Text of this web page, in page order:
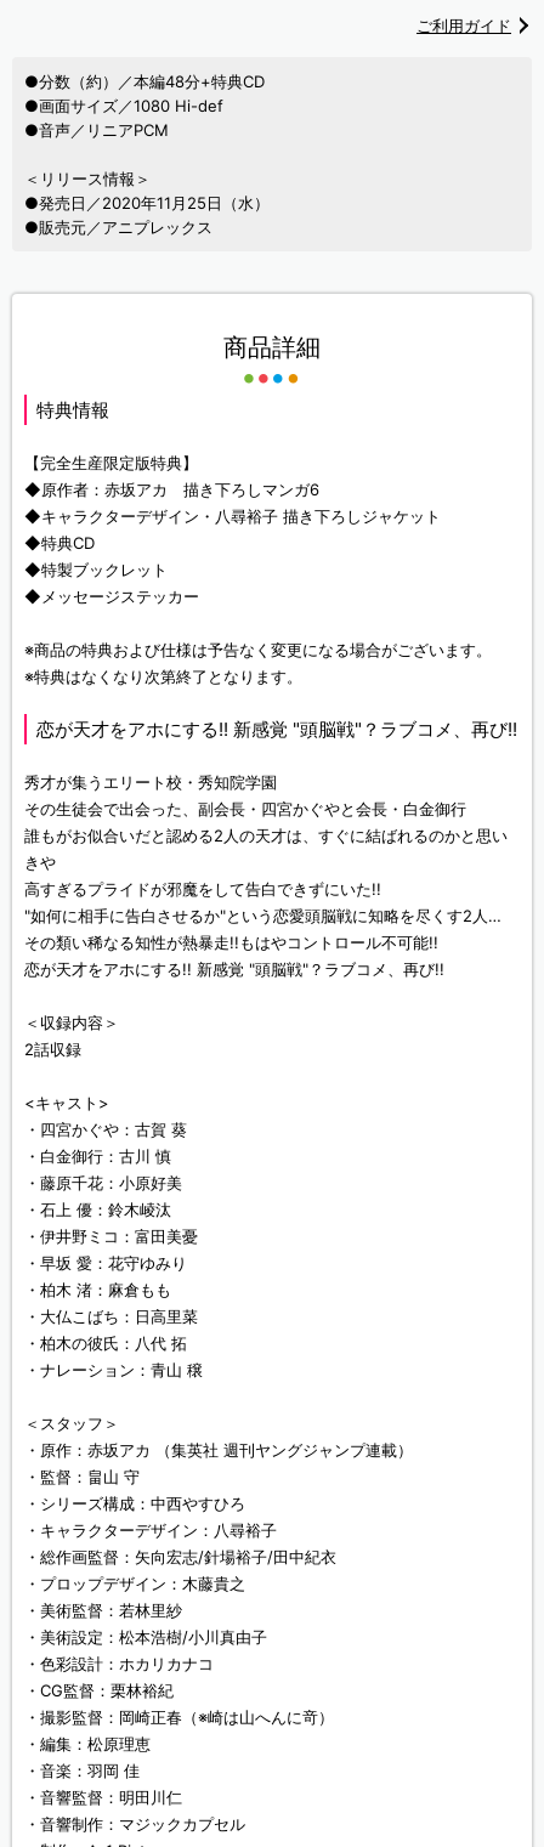
ご利用ガイド
●分数（約）／本編48分+特典CD
●画面サイズ／1080 Hi-def
●音声／リニアPCM
＜リリース情報＞
●発売日／2020年11月25日（水）
●販売元／アニプレックス
商品詳細
特典情報
【完全生産限定版特典】
◆原作者：赤坂アカ 描き下ろしマンガ6
◆キャラクターデザイン・八尋裕子 描き下ろしジャケット
◆特典CD
◆特製ブックレット
◆メッセージステッカー
※商品の特典および仕様は予告なく変更になる場合がございます。
※特典はなくなり次第終了となります。
恋が天才をアホにする!! 新感覚 "頭脳戦"？ラブコメ、再び!!
秀才が集うエリート校・秀知院学園
その生徒会で出会った、副会長・四宮かぐやと会長・白金御行
誰もがお似合いだと認める2人の天才は、すぐに結ばれるのかと思い
きや
高すぎるプライドが邪魔をして告白できずにいた!!
"如何に相手に告白させるか"という恋愛頭脳戦に知略を尽くす2人…
その類い稀なる知性が熱暴走!!もはやコントロール不可能!!
恋が天才をアホにする!! 新感覚 "頭脳戦"？ラブコメ、再び!!
＜収録内容＞
2話収録
<キャスト>
・四宮かぐや：古賀 葵
・白金御行：古川 慎
・藤原千花：小原好美
・石上 優：鈴木崚汰
・伊井野ミコ：富田美憂
・早坂 愛：花守ゆみり
・柏木 渚：麻倉もも
・大仏こばち：日高里菜
・柏木の彼氏：八代 拓
・ナレーション：青山 穣
＜スタッフ＞
・原作：赤坂アカ （集英社 週刊ヤングジャンプ連載）
・監督：畠山 守
・シリーズ構成：中西やすひろ
・キャラクターデザイン：八尋裕子
・総作画監督：矢向宏志/針場裕子/田中紀衣
・プロップデザイン：木藤貴之
・美術監督：若林里紗
・美術設定：松本浩樹/小川真由子
・色彩設計：ホカリカナコ
・CG監督：栗林裕紀
・撮影監督：岡崎正春（※崎は山へんに竒）
・編集：松原理恵
・音楽：羽岡 佳
・音響監督：明田川仁
・音響制作：マジックカプセル